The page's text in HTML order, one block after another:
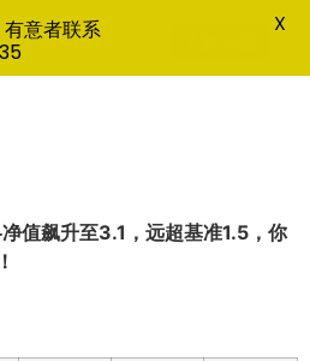
值飙升至3.1，远超基准1.5，你
意者联系
X